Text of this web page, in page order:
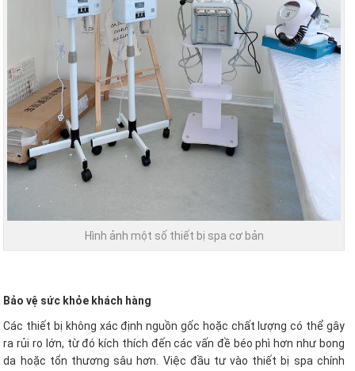
Hình ảnh một số thiết bị spa cơ bản
Bảo vệ sức khỏe khách hàng
Các thiết bị không xác định nguồn gốc hoặc chất lượng có thể gây
ra rủi ro lớn, từ đó kích thích đến các vấn đề béo phì hơn như bong
da hoặc tổn thương sâu hơn. Việc đầu tư vào thiết bị spa chính